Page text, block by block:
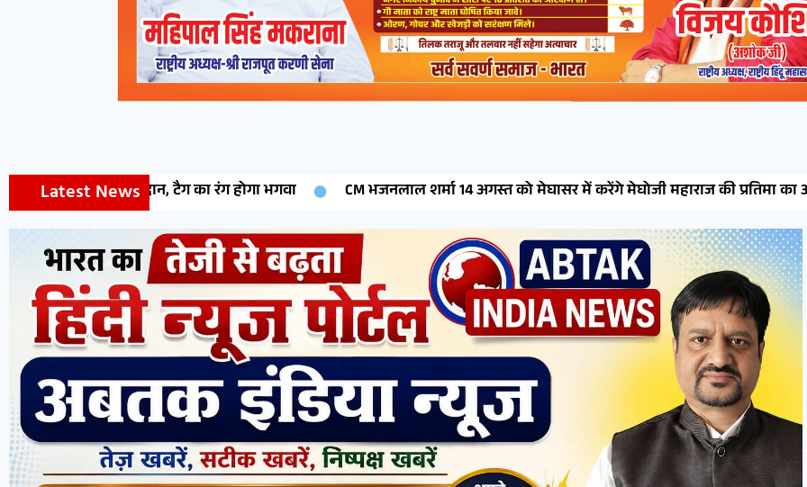
Latest News CM भजनलाल शर्मा 14 अगस्त को मेघासर में करेंगे मेघोजी महाराज की प्रतिमा का अनावरण, विधायक भाटी ने